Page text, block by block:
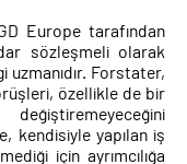
Europe tarafından
sözleşmeli olarak
uzmanıdır. Forstater,
özellikle de bir
kendisiyle yapılan iş
için ayrımcılığa